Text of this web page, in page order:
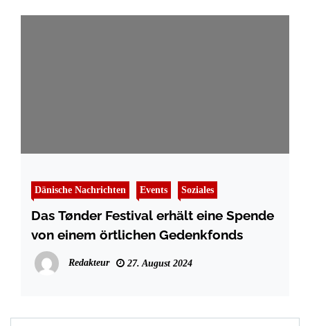
Dänische Nachrichten Events Soziales
Das Tønder Festival erhält eine Spende
von einem örtlichen Gedenkfonds
Redakteur 27. August 2024